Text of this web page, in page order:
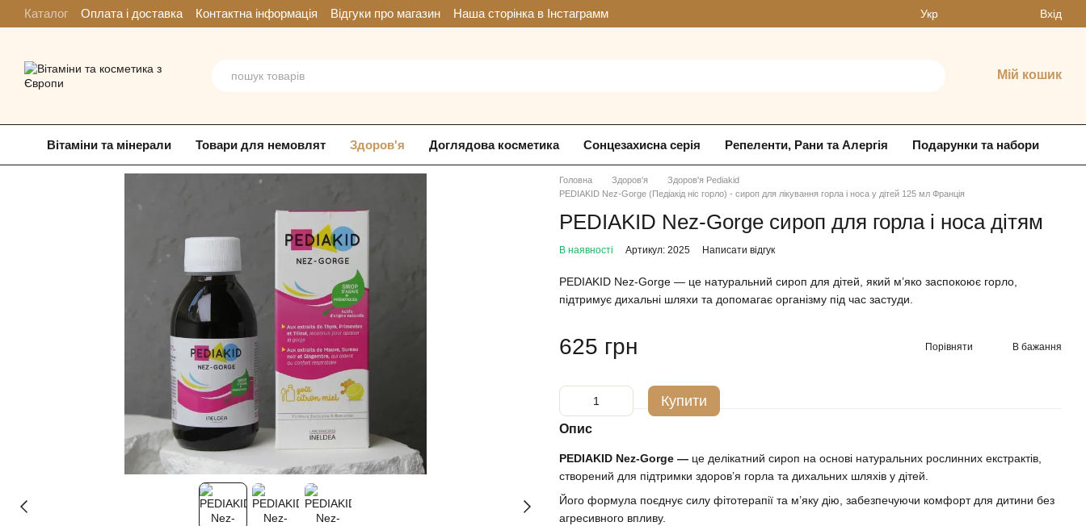
Перейти к основному контенту
Каталог Оплата і доставка Контактна інформація Відгуки про магазин Наша сторінка в Інстаграмм Укр Вхід
Мій кошик
Вітаміни та мінерали Товари для немовлят Здоров'я Доглядова косметика Сонцезахисна серія Репеленти, Рани та Алергія Подарунки та набори
Головна Здоров'я
Здоров'я Pediakid
PEDIAKID Nez-Gorge (Педіакід ніс горло) - сироп для лікування горла і носа у дітей 125 мл Франція
PEDIAKID Nez-Gorge сироп для горла і носа дітям
В наявності Артикул: 2025 Написати відгук
PEDIAKID Nez-Gorge — це натуральний сироп для дітей, який м’яко заспокоює горло,
підтримує дихальні шляхи та допомагає організму під час застуди.
625 грн Порівняти В бажання
Купити
Опис
PEDIAKID Nez-Gorge — це делікатний сироп на основі натуральних рослинних екстрактів,
створений для підтримки здоров’я горла та дихальних шляхів у дітей.
Його формула поєднує силу фітотерапії та м’яку дію, забезпечуючи комфорт для дитини без
агресивного впливу.